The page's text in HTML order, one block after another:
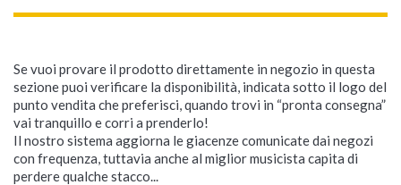
Se vuoi provare il prodotto direttamente in negozio in questa
sezione puoi verificare la disponibilità, indicata sotto il logo del
punto vendita che preferisci, quando trovi in “pronta consegna”
vai tranquillo e corri a prenderlo!
Il nostro sistema aggiorna le giacenze comunicate dai negozi
con frequenza, tuttavia anche al miglior musicista capita di
perdere qualche stacco...